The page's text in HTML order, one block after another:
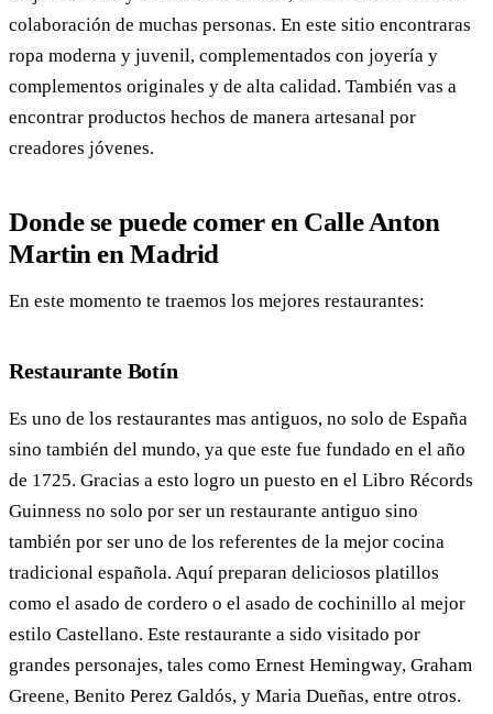
colaboración de muchas personas. En este sitio encontraras
ropa moderna y juvenil, complementados con joyería y
complementos originales y de alta calidad. También vas a
encontrar productos hechos de manera artesanal por
creadores jóvenes.
Donde se puede comer en Calle Anton
Martin en Madrid
En este momento te traemos los mejores restaurantes:
Restaurante Botín
Es uno de los restaurantes mas antiguos, no solo de España
sino también del mundo, ya que este fue fundado en el año
de 1725. Gracias a esto logro un puesto en el Libro Récords
Guinness no solo por ser un restaurante antiguo sino
también por ser uno de los referentes de la mejor cocina
tradicional española. Aquí preparan deliciosos platillos
como el asado de cordero o el asado de cochinillo al mejor
estilo Castellano. Este restaurante a sido visitado por
grandes personajes, tales como Ernest Hemingway, Graham
Greene, Benito Perez Galdós, y Maria Dueñas, entre otros.